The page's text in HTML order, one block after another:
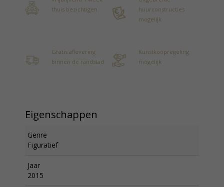
thuis bezichtigen
huurconstructies
mogelijk
Gratis aflevering
binnen de randstad
Kunstkoopregeling
mogelijk
Eigenschappen
Genre
Figuratief
Jaar
2015